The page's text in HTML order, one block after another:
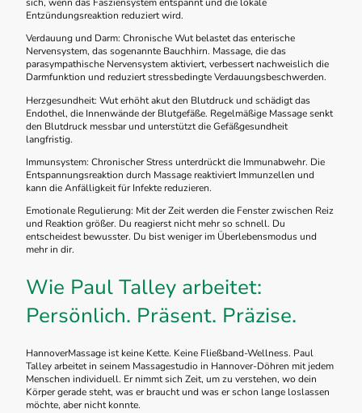
sich, wenn das Fasziensystem entspannt und die lokale
Entzündungsreaktion reduziert wird.
Verdauung und Darm: Chronische Wut belastet das enterische
Nervensystem, das sogenannte Bauchhirn. Massage, die das
parasympathische Nervensystem aktiviert, verbessert nachweislich die
Darmfunktion und reduziert stressbedingte Verdauungsbeschwerden.
Herzgesundheit: Wut erhöht akut den Blutdruck und schädigt das
Endothel, die Innenwände der Blutgefäße. Regelmäßige Massage senkt
den Blutdruck messbar und unterstützt die Gefäßgesundheit
langfristig.
Immunsystem: Chronischer Stress unterdrückt die Immunabwehr. Die
Entspannungsreaktion durch Massage reaktiviert Immunzellen und
kann die Anfälligkeit für Infekte reduzieren.
Emotionale Regulierung: Mit der Zeit werden die Fenster zwischen Reiz
und Reaktion größer. Du reagierst nicht mehr so schnell. Du
entscheidest bewusster. Du bist weniger im Überlebensmodus und
mehr in dir.
Wie Paul Talley arbeitet:
Persönlich. Präsent. Präzise.
HannoverMassage ist keine Kette. Keine Fließband-Wellness. Paul
Talley arbeitet in seinem Massagestudio in Hannover-Döhren mit jedem
Menschen individuell. Er nimmt sich Zeit, um zu verstehen, wo dein
Körper gerade steht, was er braucht und was er schon lange loslassen
möchte, aber nicht konnte.